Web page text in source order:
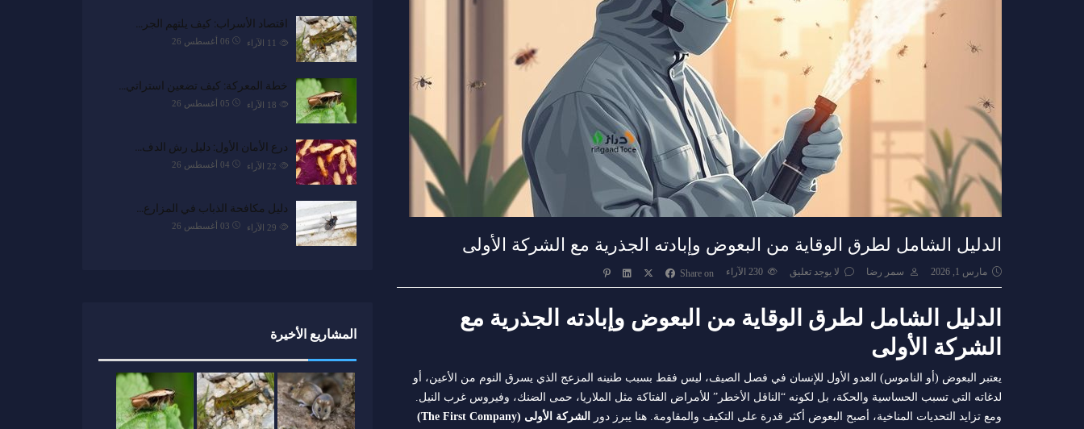
الدليل الشامل لطرق الوقاية من البعوض وإبادته الجذرية مع الشركة الأولى
مارس 1, 2026 سمر رضا لا يوجد تعليق الآراء Share on
الدليل الشامل لطرق الوقاية من البعوض وإبادته الجذرية مع
الشركة الأولى
يعتبر البعوض (أو الناموس) العدو الأول للإنسان في فصل الصيف، ليس فقط بسبب طنينه المزعج الذي يسرق النوم من الأعين، أو
لدغاته التي تسبب الحساسية والحكة، بل لكونه “الناقل الأخطر” للأمراض الفتاكة مثل الملاريا، حمى الضنك، وفيروس غرب النيل.
ومع تزايد التحديات المناخية، أصبح البعوض أكثر قدرة على التكيف والمقاومة. هنا يبرز دور
الشركة الأولى (The First Company)
اقتصاد الأسراب: كيف يلتهم الجر…
06 أغسطس 26 الآراء
خطة المعركة: كيف تضعين استراتي…
05 أغسطس 26 الآراء
درع الأمان الأول: دليل رش الدف…
04 أغسطس 26 الآراء
دليل مكافحة الذباب في المزارع…
03 أغسطس 26 الآراء
المشاريع الأخيرة